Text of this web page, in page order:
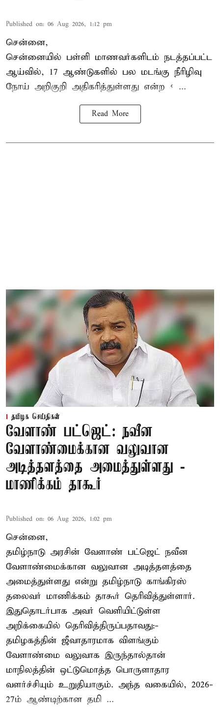
Published on: 06 Aug 2026, 1:12 pm
சென்னை,
சென்னையில் பள்ளி மாணவர்களிடம் நடத்தப்பட்ட
ஆய்வில், 17 ஆண்டுகளில் பல மடங்கு நீரிழிவு
நோய் அறிகுறி அதிகரித்துள்ளது என்ற < ...
Read More
தமிழக செய்திகள்
வேளாண் பட்ஜெட்: நவீன
வேளாண்மைக்கான வலுவான
அடித்தளத்தை அமைத்துள்ளது -
மாணிக்கம் தாகூர்
Published on: 06 Aug 2026, 1:02 pm
சென்னை,
தமிழ்நாடு அரசின் வேளாண் பட்ஜெட் நவீன
வேளாண்மைக்கான வலுவான அடித்தளத்தை
அமைத்துள்ளது என்று தமிழ்நாடு காங்கிரஸ்
தலைவர் மாணிக்கம் தாகூர் தெரிவித்துள்ளார்.
இதுதொடர்பாக அவர் வெளியிட்டுள்ள
அறிக்கையில் தெரிவித்திருப்பதாவது:-
தமிழகத்தின் ஜீவாதாரமாக விளங்கும்
வேளாண்மை வலுவாக இருந்தால்தான்
மாநிலத்தின் ஒட்டுமொத்த பொருளாதார
வளர்ச்சியும் உறுதியாகும். அந்த வகையில், 2026-
27ம் ஆண்டிற்கான தமி ...